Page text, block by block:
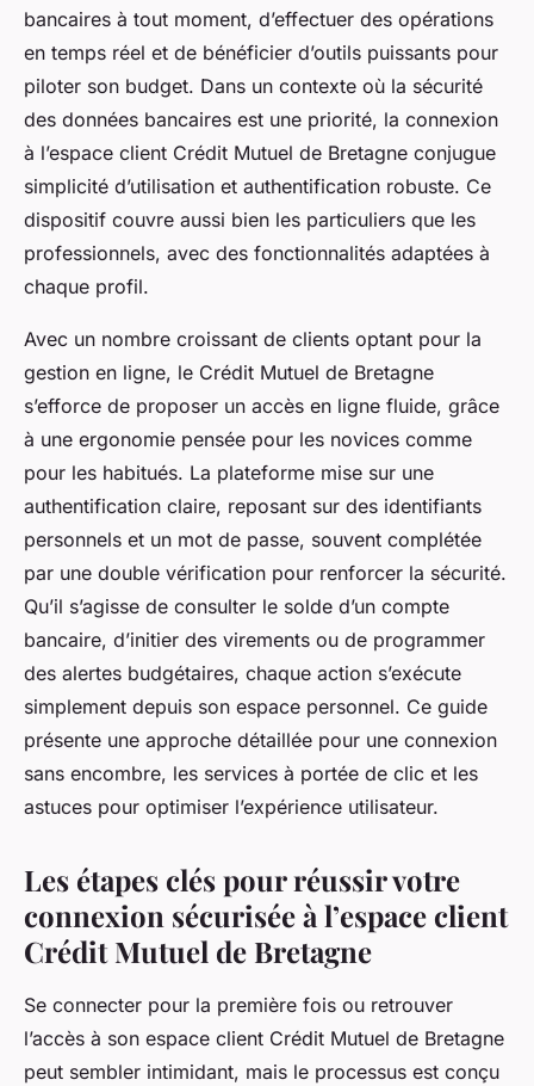
bancaires à tout moment, d’effectuer des opérations
en temps réel et de bénéficier d’outils puissants pour
piloter son budget. Dans un contexte où la sécurité
des données bancaires est une priorité, la connexion
à l’espace client Crédit Mutuel de Bretagne conjugue
simplicité d’utilisation et authentification robuste. Ce
dispositif couvre aussi bien les particuliers que les
professionnels, avec des fonctionnalités adaptées à
chaque profil.
Avec un nombre croissant de clients optant pour la
gestion en ligne, le Crédit Mutuel de Bretagne
s’efforce de proposer un accès en ligne fluide, grâce
à une ergonomie pensée pour les novices comme
pour les habitués. La plateforme mise sur une
authentification claire, reposant sur des identifiants
personnels et un mot de passe, souvent complétée
par une double vérification pour renforcer la sécurité.
Qu’il s’agisse de consulter le solde d’un compte
bancaire, d’initier des virements ou de programmer
des alertes budgétaires, chaque action s’exécute
simplement depuis son espace personnel. Ce guide
présente une approche détaillée pour une connexion
sans encombre, les services à portée de clic et les
astuces pour optimiser l’expérience utilisateur.
Les étapes clés pour réussir votre
connexion sécurisée à l’espace client
Crédit Mutuel de Bretagne
Se connecter pour la première fois ou retrouver
l’accès à son espace client Crédit Mutuel de Bretagne
peut sembler intimidant, mais le processus est conçu